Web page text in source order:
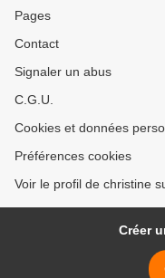
Pages
Contact
Signaler un abus
C.G.U.
Cookies et données
Préférences cookies
Voir le profil de christine
Créer